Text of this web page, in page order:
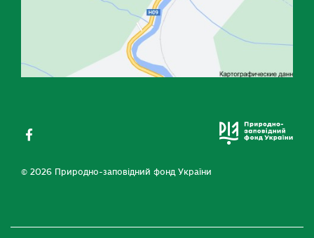
© 2026 Природно-заповідний фонд України